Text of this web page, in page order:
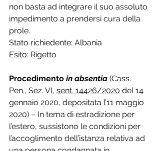
non basta ad integrare il suo assoluto
impedimento a prendersi cura della
prole.
Stato richiedente: Albania
Esito: Rigetto
Procedimento in absentia (Cass.
Pen., Sez. VI, sent. 14426/2020 del 14
gennaio 2020, depositata l’11 maggio
2020) – In tema di estradizione per
l’estero, sussistono le condizioni per
l’accoglimento dell’istanza relativa ad